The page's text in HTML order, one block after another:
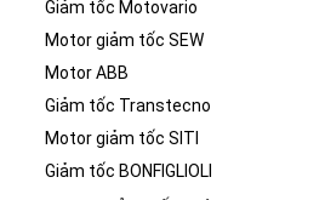
Giảm tốc Motovario
Motor giảm tốc SEW
Motor ABB
Giảm tốc Transtecno
Motor giảm tốc SITI
Giảm tốc BONFIGLIOLI